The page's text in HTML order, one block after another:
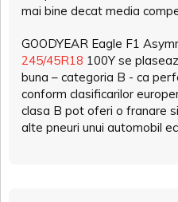
mai bine decat media
GOODYEAR Eagle F1
245/45R18 100Y se
buna – categoria B - ca
conform clasificarilor
clasa B pot oferi o franare
alte pneuri unui automobil